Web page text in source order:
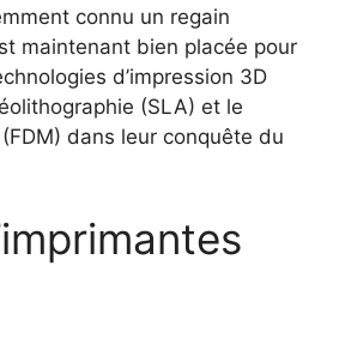
connu un regain
maintenant bien placée pour
d’impression 3D
(SLA) et le
dans leur conquête du